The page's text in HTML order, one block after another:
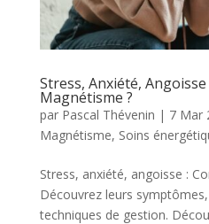
Stress, Anxiété,
Magnétisme ?
par Pascal Thévenin | 7 Mar
Magnétisme, Soins
Stress, anxiété, angoisse :
Découvrez leurs
techniques de gestion.